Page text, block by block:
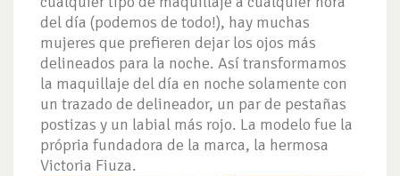
del día (podemos de todo!), hay muchas
mujeres que prefieren dejar los ojos más
delineados para la noche. Así transformamos
la maquillaje del día en noche solamente con
un trazado de delineador, un par de pestañas
postizas y un labial más rojo. La modelo fue la
própria fundadora de la marca, la hermosa
Victoria Fiuza.